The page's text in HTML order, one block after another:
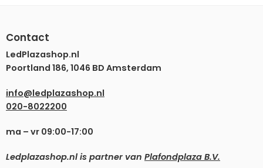
Contact
LedPlazashop.nl
Poortland 186, 1046 BD Amsterdam
info@ledplazashop.nl
020-8022200
ma – vr 09:00-17:00
Ledplazashop.nl is partner van Plafondplaza B.V.